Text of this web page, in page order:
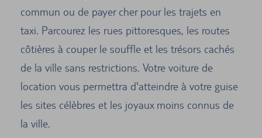
commun ou de payer cher pour les trajets en
taxi. Parcourez les rues pittoresques, les routes
côtières à couper le souffle et les trésors cachés
de la ville sans restrictions. Votre voiture de
location vous permettra d'atteindre à votre guise
les sites célèbres et les joyaux moins connus de
la ville.